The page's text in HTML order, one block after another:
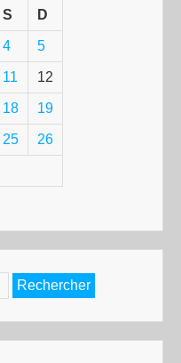
S D
4 5
11 12
18 19
25 26